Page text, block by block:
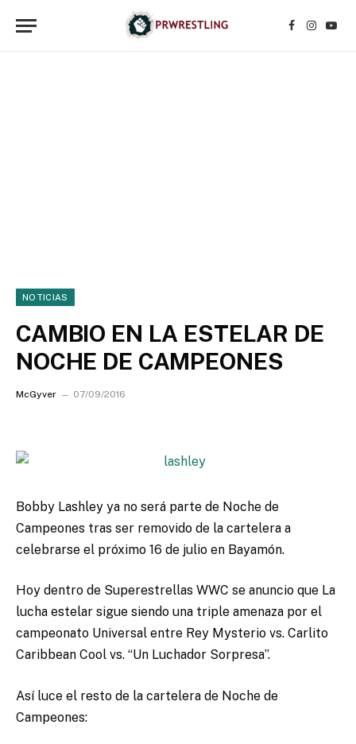
Facebook
NOTICIAS
CAMBIO EN LA ESTELAR DE
NOCHE DE CAMPEONES
McGyver 07/09/2016
Bobby Lashley ya no será parte de Noche de
Campeones tras ser removido de la cartelera a
celebrarse el próximo 16 de julio en Bayamón.
Hoy dentro de Superestrellas WWC se anuncio que La
lucha estelar sigue siendo una triple amenaza por el
campeonato Universal entre Rey Mysterio vs. Carlito
Caribbean Cool vs. “Un Luchador Sorpresa”.
Así luce el resto de la cartelera de Noche de
Campeones: